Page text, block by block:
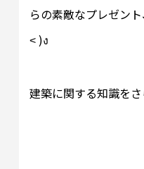
らの素敵なプレゼン
˂ )ง
建築に関する知識を